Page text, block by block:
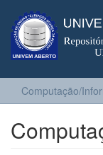
Computação/